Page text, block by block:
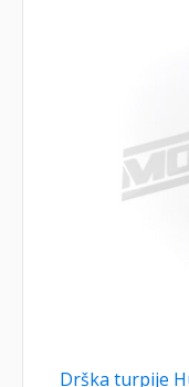
Drška turpije